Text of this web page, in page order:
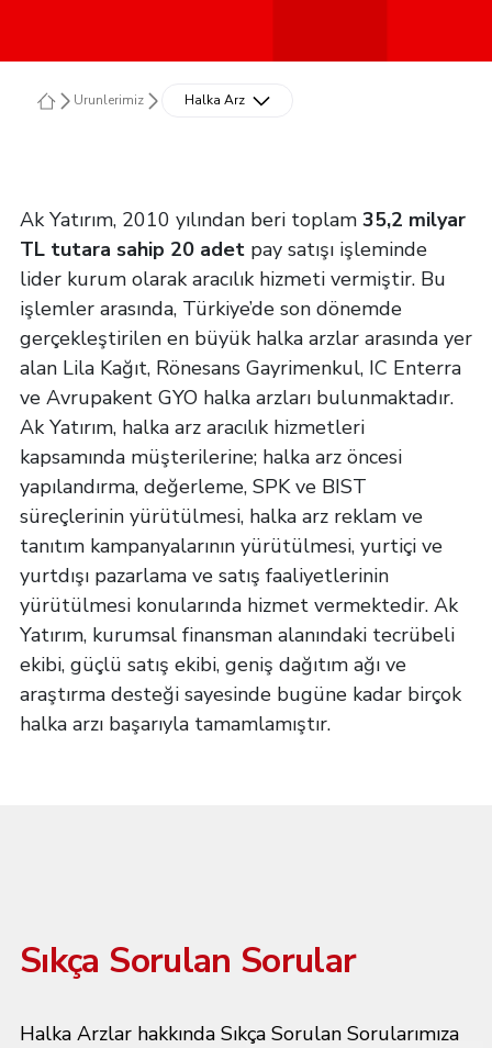
Urunlerimiz Halka Arz
Ak Yatırım, 2010 yılından beri toplam 35,2 milyar
TL tutara sahip 20 adet pay satışı işleminde
lider kurum olarak aracılık hizmeti vermiştir. Bu
işlemler arasında, Türkiye’de son dönemde
gerçekleştirilen en büyük halka arzlar arasında yer
alan Lila Kağıt, Rönesans Gayrimenkul, IC Enterra
ve Avrupakent GYO halka arzları bulunmaktadır.
Ak Yatırım, halka arz aracılık hizmetleri
kapsamında müşterilerine; halka arz öncesi
yapılandırma, değerleme, SPK ve BIST
süreçlerinin yürütülmesi, halka arz reklam ve
tanıtım kampanyalarının yürütülmesi, yurtiçi ve
yurtdışı pazarlama ve satış faaliyetlerinin
yürütülmesi konularında hizmet vermektedir. Ak
Yatırım, kurumsal finansman alanındaki tecrübeli
ekibi, güçlü satış ekibi, geniş dağıtım ağı ve
araştırma desteği sayesinde bugüne kadar birçok
halka arzı başarıyla tamamlamıştır.
Sıkça Sorulan Sorular
Halka Arzlar hakkında Sıkça Sorulan Sorularımıza